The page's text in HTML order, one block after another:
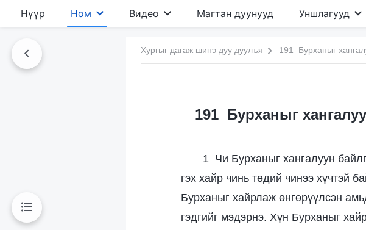
Нүүр Ном Видео Магтан дуунууд Уншлагууд
Хургыг дагаж шинэ дуу дуулъя 191 Бурханыг
191 Бурханыг
1 Чи Бурханыг хангалуун
гэх хайр чинь төдий чинээ хүчтэй
Бурханыг хайрлаж өнгөрүүлсэн
гэдгийг мэдэрнэ. Хүн Бурханыг